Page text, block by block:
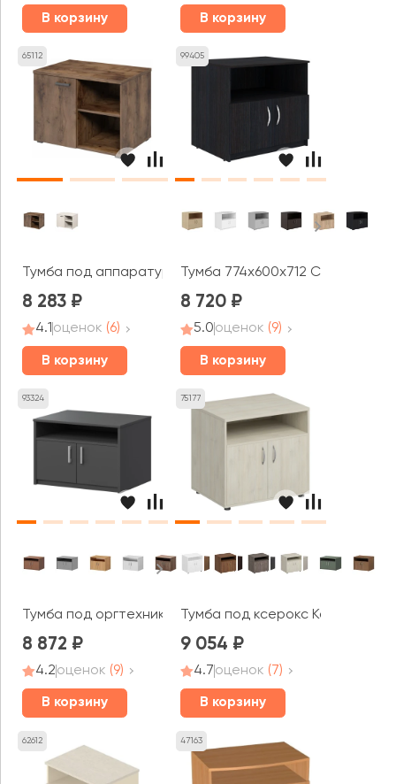
В корзину В корзину
65112
Тумба под аппаратуру левая/правая Лемо / Lemo
8 283
4.1оценок (6)
В корзину
99405
Тумба 774х600х712 Симпл /
8 720
5.0оценок (9)
В корзину
93324
Тумба под оргтехнику АТ-10 Арго
8 872
4.2оценок (9)
В корзину
75177
Тумба под ксерокс Комфорт
9 054
4.7оценок (7)
В корзину
62612 47163